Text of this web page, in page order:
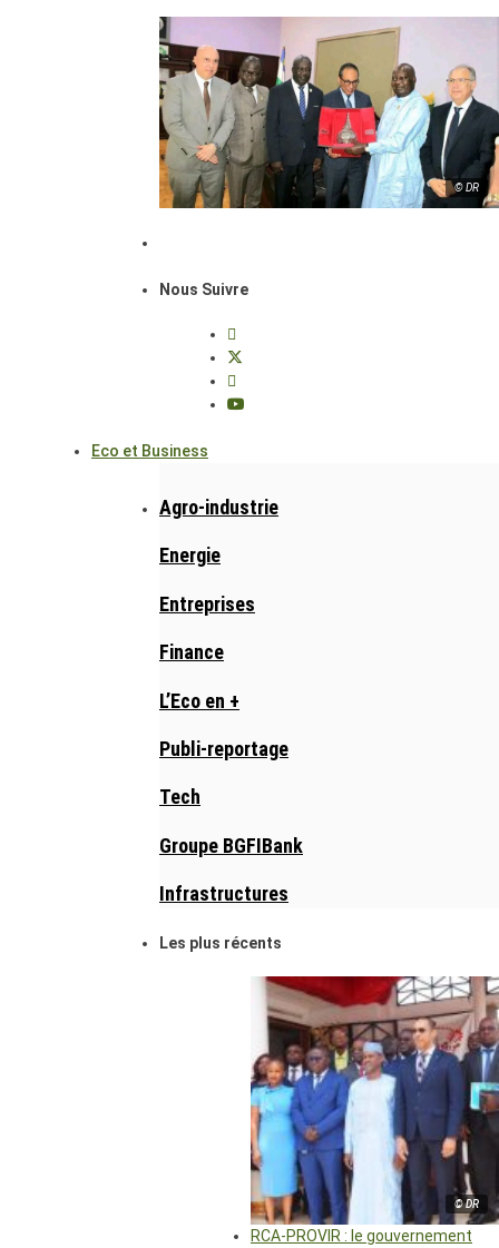
© DR
Nous Suivre
Eco et Business
Agro-industrie
Energie
Entreprises
Finance
L’Eco en +
Publi-reportage
Tech
Groupe BGFIBank
Infrastructures
Les plus récents
© DR
RCA-PROVIR : le gouvernement